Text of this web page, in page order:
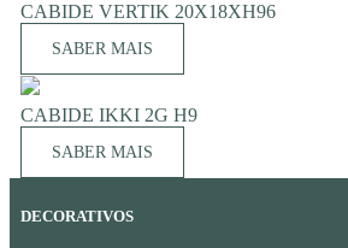
CABIDE VERTIK 20X18XH96
SABER MAIS
CABIDE IKKI 2G H9
SABER MAIS
DECORATIVOS